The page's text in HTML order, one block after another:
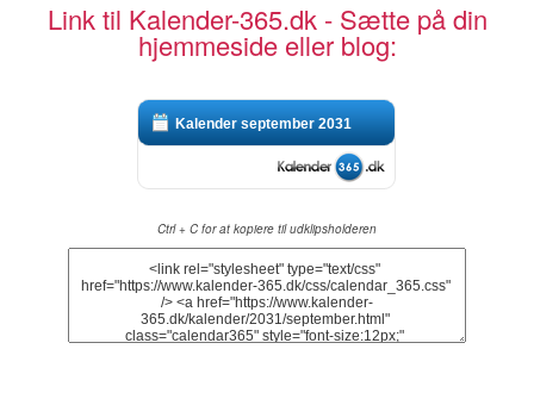
Link til Kalender-365.dk - Sætte på din
hjemmeside eller blog:
Kalender september 2031
Ctrl + C for at kopiere til udklipsholderen